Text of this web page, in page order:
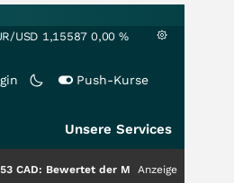
USD 1,15587 0,00 %
Push-Kurse
Unsere Services
der Markt noch immer nur die
Anzeige